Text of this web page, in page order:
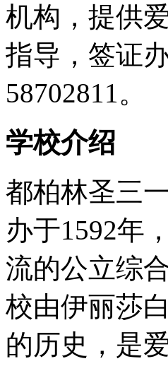
机构，提供
指导，签证
58702811。
学校介绍
都柏林圣三
办于1592年
流的公立综
校由伊丽莎
的历史，是